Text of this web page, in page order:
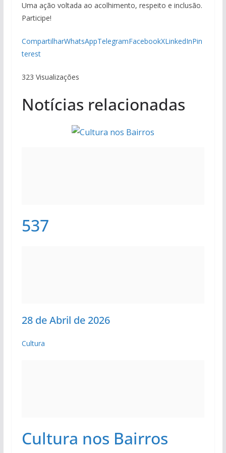
Uma ação voltada ao acolhimento, respeito e inclusão.
Participe!
CompartilharWhatsAppTelegramFacebookXLinkedInPin
terest
323 Visualizações
Notícias relacionadas
537
28 de Abril de 2026
Cultura
Cultura nos Bairros